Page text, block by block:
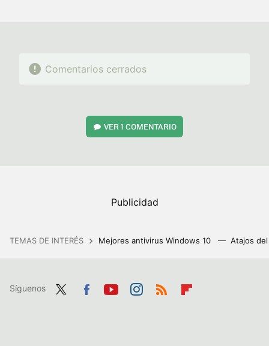
Comentarios cerrados
VER1 COMENTARIO
TEMAS DE INTERÉS Mejores antivirus Windows 10 Atajos
Síguenos